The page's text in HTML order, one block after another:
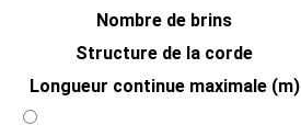
Nombre de brins
Structure de la corde
Longueur continue maximale (m)